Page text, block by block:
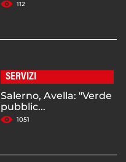
112
SERVIZI
Salerno, Avella: "Verde
pubblic...
1051